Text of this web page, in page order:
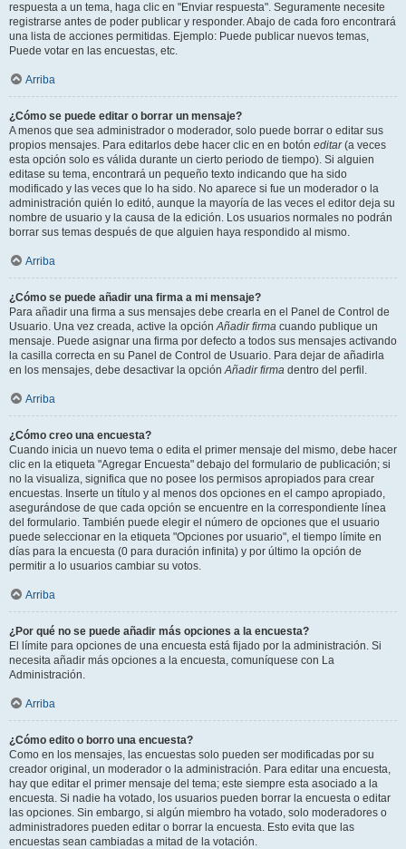
respuesta a un tema, haga clic en "Enviar respuesta". Seguramente necesite
registrarse antes de poder publicar y responder. Abajo de cada foro encontrará
una lista de acciones permitidas. Ejemplo: Puede publicar nuevos temas,
Puede votar en las encuestas, etc.
Arriba
¿Cómo se puede editar o borrar un mensaje?
A menos que sea administrador o moderador, solo puede borrar o editar sus
propios mensajes. Para editarlos debe hacer clic en en botón editar(a veces
esta opción solo es válida durante un cierto periodo de tiempo). Si alguien
editase su tema, encontrará un pequeño texto indicando que ha sido
modificado y las veces que lo ha sido. No aparece si fue un moderador o la
administración quién lo editó, aunque la mayoría de las veces el editor deja su
nombre de usuario y la causa de la edición. Los usuarios normales no podrán
borrar sus temas después de que alguien haya respondido al mismo.
Arriba
¿Cómo se puede añadir una firma a mi mensaje?
Para añadir una firma a sus mensajes debe crearla en el Panel de Control de
Usuario. Una vez creada, active la opciónAñadir firma cuando publique un
mensaje. Puede asignar una firma por defecto a todos sus mensajes activando
la casilla correcta en su Panel de Control de Usuario. Para dejar de añadirla
en los mensajes, debe desactivar la opciónAñadir firma dentro del perfil.
Arriba
¿Cómo creo una encuesta?
Cuando inicia un nuevo tema o edita el primer mensaje del mismo, debe hacer
clic en la etiqueta "Agregar Encuesta" debajo del formulario de publicación; si
no la visualiza, significa que no posee los permisos apropiados para crear
encuestas. Inserte un título y al menos dos opciones en el campo apropiado,
asegurándose de que cada opción se encuentre en la correspondiente línea
del formulario. También puede elegir el número de opciones que el usuario
puede seleccionar en la etiqueta "Opciones por usuario", el tiempo límite en
días para la encuesta (0 para duración infinita) y por último la opción de
permitir a lo usuarios cambiar su votos.
Arriba
¿Por qué no se puede añadir más opciones a la encuesta?
El límite para opciones de una encuesta está fijado por la administración. Si
necesita añadir más opciones a la encuesta, comuníquese con La
Administración.
Arriba
¿Cómo edito o borro una encuesta?
Como en los mensajes, las encuestas solo pueden ser modificadas por su
creador original, un moderador o la administración. Para editar una encuesta,
hay que editar el primer mensaje del tema; este siempre esta asociado a la
encuesta. Si nadie ha votado, los usuarios pueden borrar la encuesta o editar
las opciones. Sin embargo, si algún miembro ha votado, solo moderadores o
administradores pueden editar o borrar la encuesta. Esto evita que las
encuestas sean cambiadas a mitad de la votación.